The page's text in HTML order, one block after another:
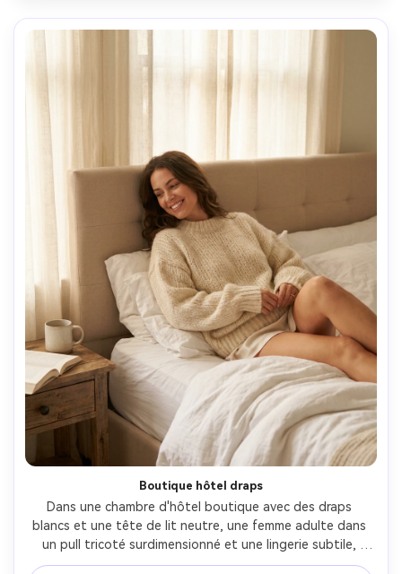
Boutique hôtel draps
Dans une chambre d'hôtel boutique avec des draps
blancs et une tête de lit neutre, une femme adulte dans
un pull tricoté surdimensionné et une lingerie subtile,
inclinée sur le côté, lumière du matin à travers les rideaux,